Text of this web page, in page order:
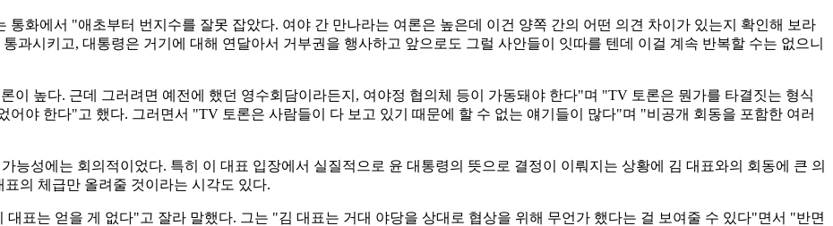
화에서 "애초부터 번지수를 잘못 잡았다. 여야 간 만나라는 여론은 높은데 이건 양쪽 간의 어떤 의견 차이가 있는지 확인해 보라
과시키고, 대통령은 거기에 대해 연달아서 거부권을 행사하고 앞으로도 그럴 사안들이 잇따를 텐데 이걸 계속 반복할 수는 없으니
이 높다. 근데 그러려면 예전에 했던 영수회담이라든지, 여야정 협의체 등이 가동돼야 한다"며 "TV 토론은 뭔가를 타결짓는 형식
어야 한다"고 했다. 그러면서 "TV 토론은 사람들이 다 보고 있기 때문에 할 수 없는 얘기들이 많다"며 "비공개 회동을 포함한 여러
능성에는 회의적이었다. 특히 이 대표 입장에서 실질적으로 윤 대통령의 뜻으로 결정이 이뤄지는 상황에 김 대표와의 회동에 큰 의
의 체급만 올려줄 것이라는 시각도 있다.
표는 얻을 게 없다"고 잘라 말했다. 그는 "김 대표는 거대 야당을 상대로 협상을 위해 무언가 했다는 걸 보여줄 수 있다"면서 "반면